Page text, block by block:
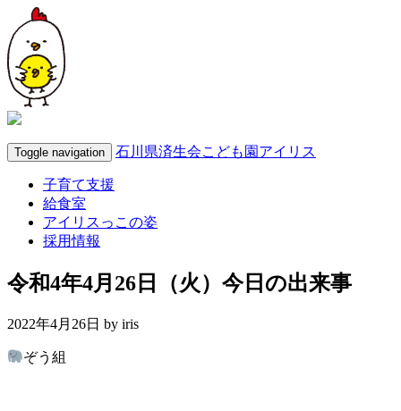
Toggle navigation 石川県済生会こども園アイリス
子育て支援
給食室
アイリスっこの姿
採用情報
令和4年4月26日（火）今日の出来事
2022年4月26日 by iris
ぞう組